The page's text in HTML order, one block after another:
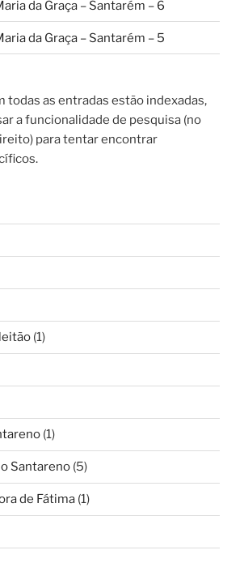
da Graça – Santarém – 6
da Graça – Santarém – 5
todas as entradas estão indexadas,
a funcionalidade de pesquisa (no
para tentar encontrar
(1)
(1)
Santareno (5)
de Fátima (1)